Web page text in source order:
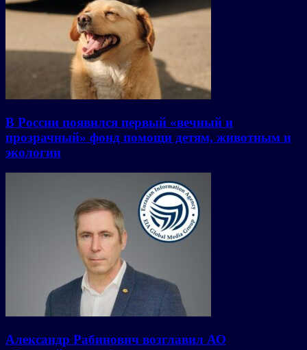
В России появился первый «вечный и
прозрачный» фонд помощи детям, животным и
экологии
Александр Рабинович возглавил АО